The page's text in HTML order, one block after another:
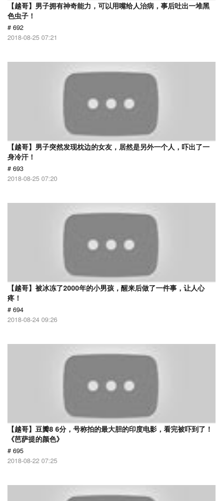
【越哥】男子拥有神奇能力，可以用嘴给人治病，事后吐出一堆黑
色虫子！
# 692
2018-08-25 07:21
【越哥】男子突然发现枕边的女友，居然是另外一个人，吓出了一
身冷汗！
# 693
2018-08-25 07:20
【越哥】被冰冻了2000年的小男孩，醒来后做了一件事，让人心
疼！
# 694
2018-08-24 09:26
【越哥】豆瓣8 6分，号称拍的最大胆的印度电影，看完被吓到了！
《芭萨提的颜色》
# 695
2018-08-22 07:25